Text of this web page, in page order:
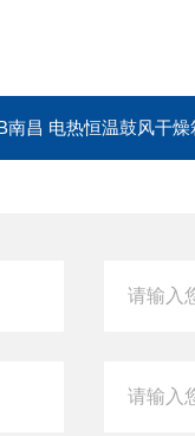
南昌 电热恒温鼓风干燥